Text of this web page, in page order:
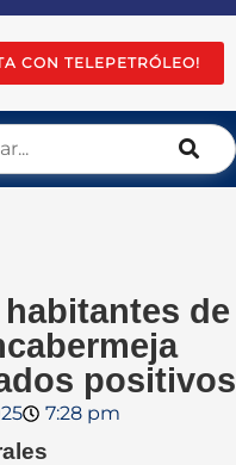
CON TELEPETRÓLEO!
de
positivos
7:28 pm